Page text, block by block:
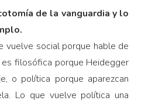
de la vanguardia y lo
vuelve social porque hable de
filosófica porque Heidegger
o política porque aparezcan
Lo que vuelve política una